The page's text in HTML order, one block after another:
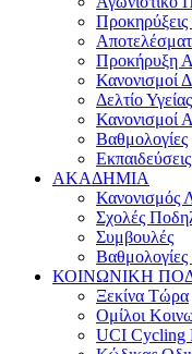
Προκήρυξη
Κανονισμοί
Δελτίο Υγείας
Κανονισμοί
Βαθμολογίες
Εκπαιδεύσεις
ΑΚΑΔΗΜΙΑ
Κανονισμός
Σχολές
Συμβουλές
ΚΟΙΝΩΝΙΚΗ
Ξεκίνα Τώρα
Ομίλοι
UCI Cycling